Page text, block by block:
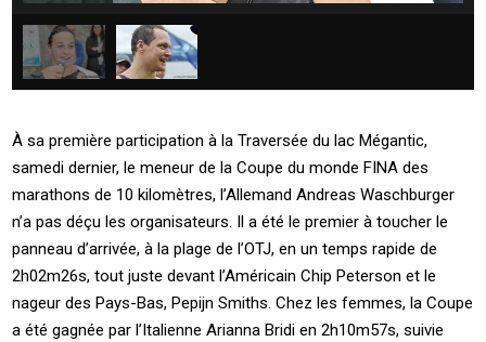
À sa première participation à la Traversée du lac Mégantic,
samedi dernier, le meneur de la Coupe du monde FINA des
marathons de 10 kilomètres, l’Allemand Andreas Waschburger
n’a pas déçu les organisateurs. Il a été le premier à toucher le
panneau d’arrivée, à la plage de l’OTJ, en un temps rapide de
2h02m26s, tout juste devant l’Américain Chip Peterson et le
nageur des Pays-Bas, Pepijn Smiths. Chez les femmes, la Coupe
a été gagnée par l’Italienne Arianna Bridi en 2h10m57s, suivie